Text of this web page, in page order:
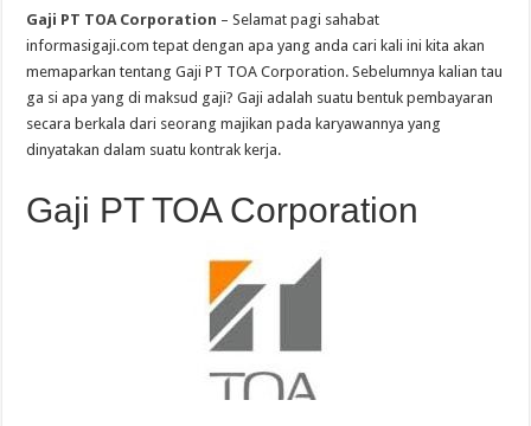
Gaji PT TOA Corporation – Selamat pagi sahabat
informasigaji.com tepat dengan apa yang anda cari kali ini kita akan
memaparkan tentang Gaji PT TOA Corporation. Sebelumnya kalian tau
ga si apa yang di maksud gaji? Gaji adalah suatu bentuk pembayaran
secara berkala dari seorang majikan pada karyawannya yang
dinyatakan dalam suatu kontrak kerja.
Gaji PT TOA Corporation